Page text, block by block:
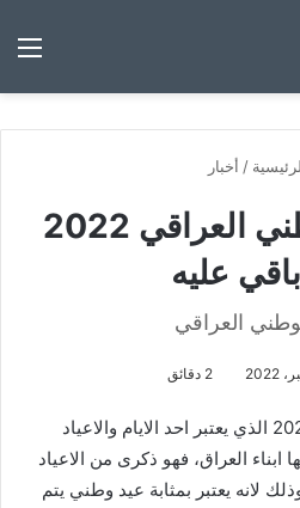
/ أخبار
متى اليوم الوطني العراقي 2022
عليه
العراقي
2 دقائق
متى اليوم الوطني العراقي 2022 الذي يعتبر احد الايام والاعياد
ابناء العراق، فهو ذكرى من الاعياد
لانه يعتبر بمثابة عيد وطني يتم